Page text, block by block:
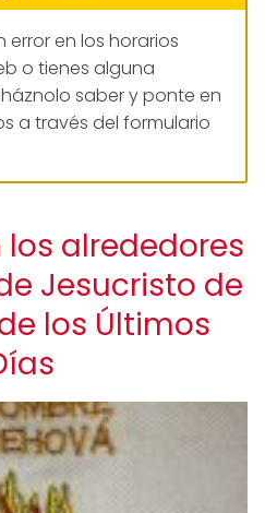
error en los horarios
o tienes alguna
saber y ponte en
a través del formulario
los alrededores
Jesucristo de
los Últimos